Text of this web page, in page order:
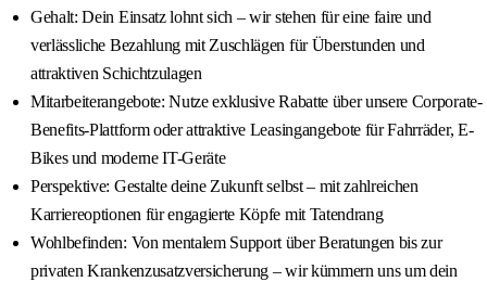
Gehalt: Dein Einsatz lohnt sich – wir stehen für eine faire und
verlässliche Bezahlung mit Zuschlägen für Überstunden und
attraktiven Schichtzulagen
Mitarbeiterangebote: Nutze exklusive Rabatte über unsere Corporate-
Benefits-Plattform oder attraktive Leasingangebote für Fahrräder, E-
Bikes und moderne IT-Geräte
Perspektive: Gestalte deine Zukunft selbst – mit zahlreichen
Karriereoptionen für engagierte Köpfe mit Tatendrang
Wohlbefinden: Von mentalem Support über Beratungen bis zur
privaten Krankenzusatzversicherung – wir kümmern uns um dein